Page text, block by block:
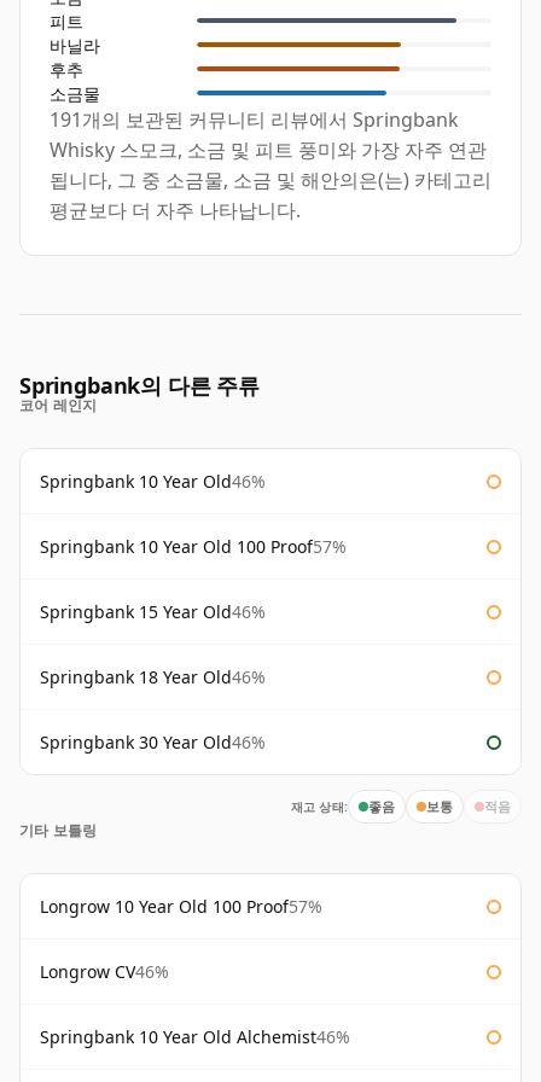
피트
바닐라
후추
소금물
191개의 보관된 커뮤니티 리뷰에서 Springbank
Whisky 스모크, 소금 및 피트 풍미와 가장 자주 연관
됩니다, 그 중 소금물, 소금 및 해안의은(는) 카테고리
평균보다 더 자주 나타납니다.
Springbank의 다른 주류
코어 레인지
Springbank 10 Year Old46%
Springbank 10 Year Old 100 Proof57%
Springbank 15 Year Old46%
Springbank 18 Year Old46%
Springbank 30 Year Old46%
재고 상태: 좋음 보통 적음
기타 보틀링
Longrow 10 Year Old 100 Proof57%
Longrow CV46%
Springbank 10 Year Old Alchemist46%